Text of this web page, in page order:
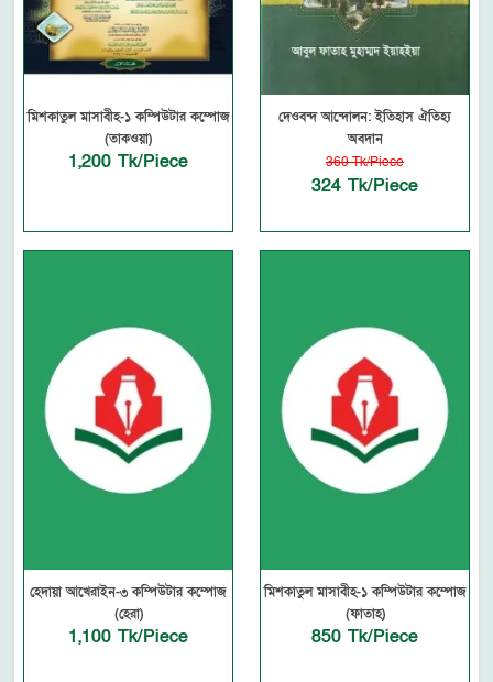
মিশকাতুল মাসাবীহ-১ কম্পিউটার কম্পোজ
(তাকওয়া)
1,200 Tk/Piece
দেওবন্দ আন্দোলন: ইতিহাস ঐতিহ্য
অবদান
360 Tk/Piece
324 Tk/Piece
হেদায়া আখেরাইন-৩ কম্পিউটার কম্পোজ
(হেরা)
1,100 Tk/Piece
মিশকাতুল মাসাবীহ-১ কম্পিউটার কম্পোজ
(ফাতাহ)
850 Tk/Piece